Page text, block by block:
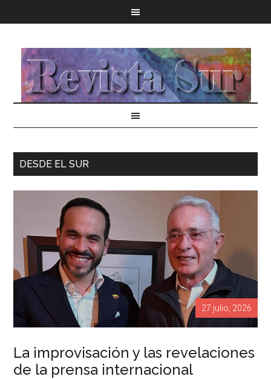
DESDE EL SUR
27 julio, 2026
La improvisación y las revelaciones
de la prensa internacional